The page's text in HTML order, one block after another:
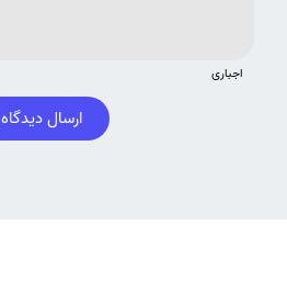
اجباری
ارسال دیدگاه